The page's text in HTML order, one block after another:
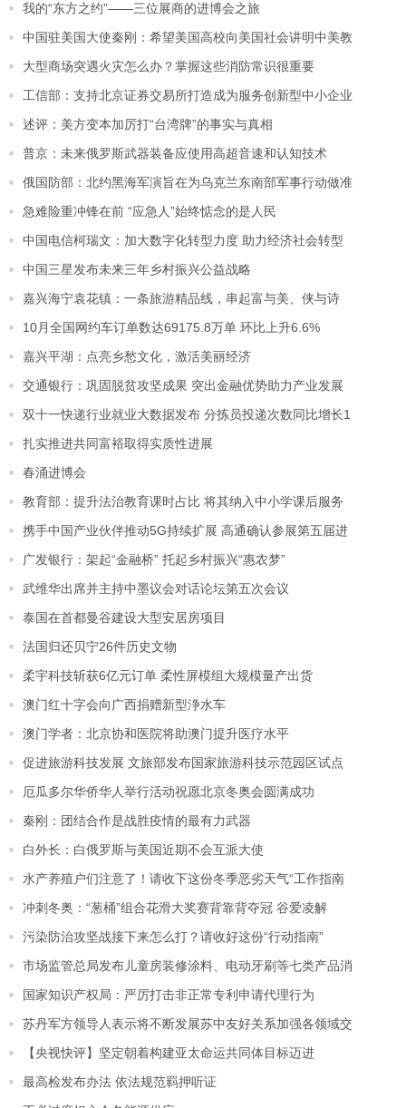
我的“东方之约”——三位展商的进博会之旅
中国驻美国大使秦刚：希望美国高校向美国社会讲明中美教
大型商场突遇火灾怎么办？掌握这些消防常识很重要
工信部：支持北京证券交易所打造成为服务创新型中小企业
述评：美方变本加厉打“台湾牌”的事实与真相
普京：未来俄罗斯武器装备应使用高超音速和认知技术
俄国防部：北约黑海军演旨在为乌克兰东南部军事行动做准
急难险重冲锋在前 “应急人”始终惦念的是人民
中国电信柯瑞文：加大数字化转型力度 助力经济社会转型
中国三星发布未来三年乡村振兴公益战略
嘉兴海宁袁花镇：一条旅游精品线，串起富与美、侠与诗
10月全国网约车订单数达69175.8万单 环比上升6.6%
嘉兴平湖：点亮乡愁文化，激活美丽经济
交通银行：巩固脱贫攻坚成果 突出金融优势助力产业发展
双十一快递行业就业大数据发布 分拣员投递次数同比增长1
扎实推进共同富裕取得实质性进展
春涌进博会
教育部：提升法治教育课时占比 将其纳入中小学课后服务
携手中国产业伙伴推动5G持续扩展 高通确认参展第五届进
广发银行：架起“金融桥” 托起乡村振兴“惠农梦”
武维华出席并主持中墨议会对话论坛第五次会议
泰国在首都曼谷建设大型安居房项目
法国归还贝宁26件历史文物
柔宇科技斩获6亿元订单 柔性屏模组大规模量产出货
澳门红十字会向广西捐赠新型浄水车
澳门学者：北京协和医院将助澳门提升医疗水平
促进旅游科技发展 文旅部发布国家旅游科技示范园区试点
厄瓜多尔华侨华人举行活动祝愿北京冬奥会圆满成功
秦刚：团结合作是战胜疫情的最有力武器
白外长：白俄罗斯与美国近期不会互派大使
水产养殖户们注意了！请收下这份冬季恶劣天气“工作指南
冲刺冬奥：“葱桶”组合花滑大奖赛背靠背夺冠 谷爱凌解
污染防治攻坚战接下来怎么打？请收好这份“行动指南”
市场监管总局发布儿童房装修涂料、电动牙刷等七类产品消
国家知识产权局：严厉打击非正常专利申请代理行为
苏丹军方领导人表示将不断发展苏中友好关系加强各领域交
【央视快评】坚定朝着构建亚太命运共同体目标迈进
最高检发布办法 依法规范羁押听证